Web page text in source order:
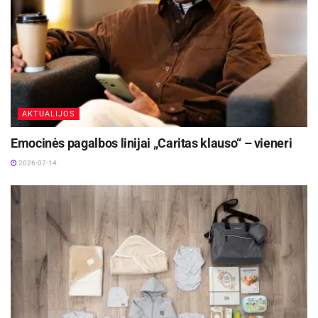
jiems pateikus medicininį mirties liudijimą.
Aktualios naujienos
Jonavos ligoninėje gimė 300-asis šių metų
kūdikis
2026-08-04
Kauno rajone 700-asis šių metų kūdikis – Jonė iš
Artimiesiems, norintiems gauti laidojimo pašalpą
iš savivaldybės dėl artimo mirties, nereikės
pateikti jokių papildomų dokumentų. Apie
žmogaus mirtį savivaldybės duomenis gaus iš
Gyventojų registro. Jeigu artimieji norės
AKTUALIJOS
Emocinės pagalbos linijai „Caritas klauso“ – vieneri
2026-07-14